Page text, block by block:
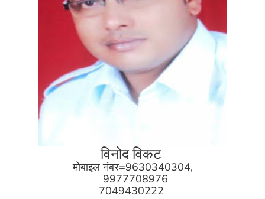
विनोद विकट
मोबाइल नंबर=9630340304,
9977708976
7049430222